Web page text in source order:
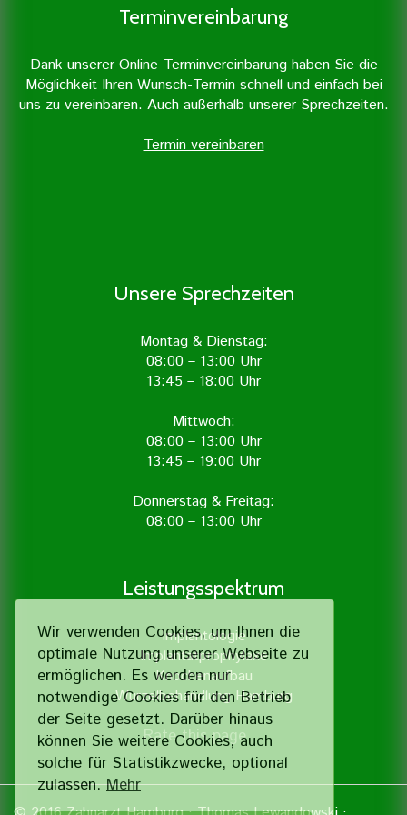
Wir verwenden Cookies, um Ihnen die
optimale Nutzung unserer Webseite zu
ermöglichen. Es werden nur
notwendige Cookies für den Betrieb
der Seite gesetzt. Darüber hinaus
können Sie weitere Cookies, auch
solche für Statistik­zwecke, optional
zulassen.Mehr
Terminvereinbarung
Dank unserer Online-Terminvereinbarung haben Sie die
Möglichkeit Ihren Wunsch-Termin schnell und einfach bei
uns zu vereinbaren. Auch außerhalb unserer Sprechzeiten.
Termin vereinbaren
Unsere Sprechzeiten
Montag & Dienstag:
08:00 – 13:00 Uhr
13:45 – 18:00 Uhr
Mittwoch:
08:00 – 13:00 Uhr
13:45 – 19:00 Uhr
Donnerstag & Freitag:
08:00 – 13:00 Uhr
Leistungsspektrum
Implantologie
Implantatprophylaxe
Knochenaufbau
Wurzelbehandlung Hamburg
Rate this page